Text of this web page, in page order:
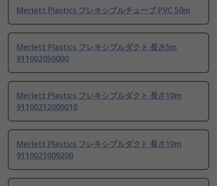
Merlett Plastics フレキシブルチューブ PVC 50m
Merlett Plastics フレキシブルダクト 長さ5m
911002050000
Merlett Plastics フレキシブルダクト 長さ10m
91100212000010
Merlett Plastics フレキシブルダクト 長さ10m
9110021009200